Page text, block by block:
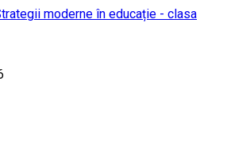
moderne în educație - clasa